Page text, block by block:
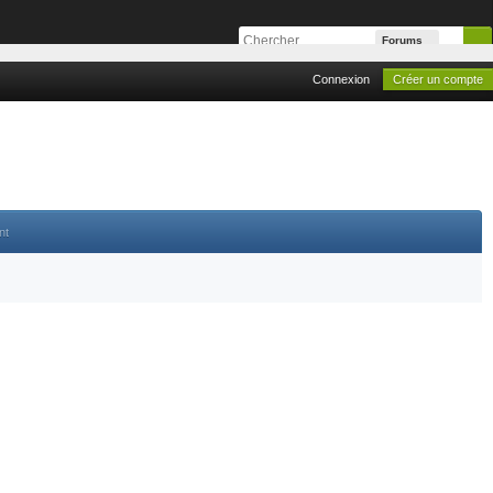
Forums
Connexion Créer un compte